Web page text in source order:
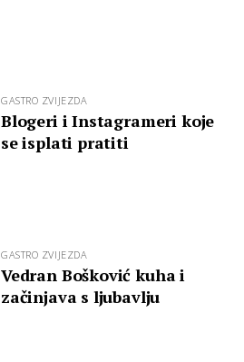
GASTRO ZVIJEZDA
Blogeri i Instagrameri koje
se isplati pratiti
GASTRO ZVIJEZDA
Vedran Bošković kuha i
začinjava s ljubavlju